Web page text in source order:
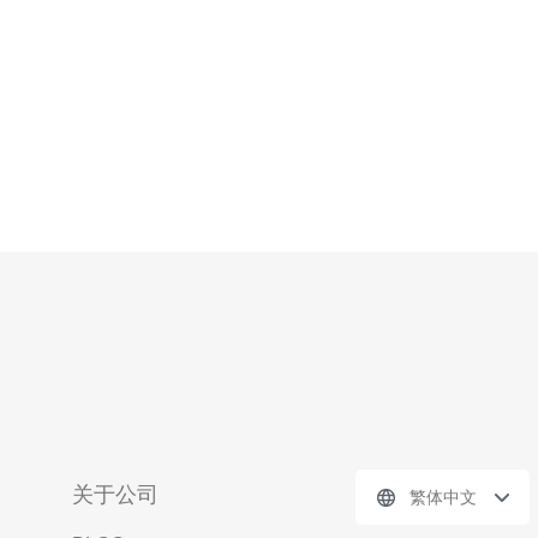
关于公司 繁体中文